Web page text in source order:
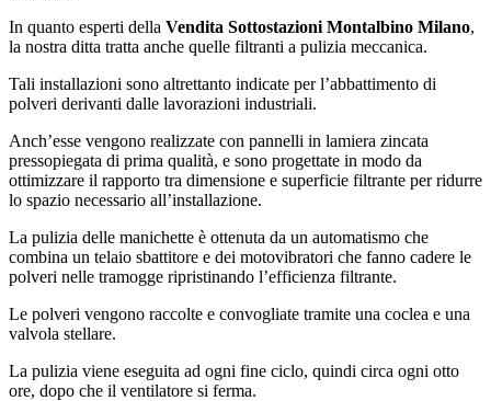
In quanto esperti della Vendita Sottostazioni Montalbino Milano,
la nostra ditta tratta anche quelle filtranti a pulizia meccanica.
Tali installazioni sono altrettanto indicate per l’abbattimento di
polveri derivanti dalle lavorazioni industriali.
Anch’esse vengono realizzate con pannelli in lamiera zincata
pressopiegata di prima qualità, e sono progettate in modo da
ottimizzare il rapporto tra dimensione e superficie filtrante per ridurre
lo spazio necessario all’installazione.
La pulizia delle manichette è ottenuta da un automatismo che
combina un telaio sbattitore e dei motovibratori che fanno cadere le
polveri nelle tramogge ripristinando l’efficienza filtrante.
Le polveri vengono raccolte e convogliate tramite una coclea e una
valvola stellare.
La pulizia viene eseguita ad ogni fine ciclo, quindi circa ogni otto
ore, dopo che il ventilatore si ferma.